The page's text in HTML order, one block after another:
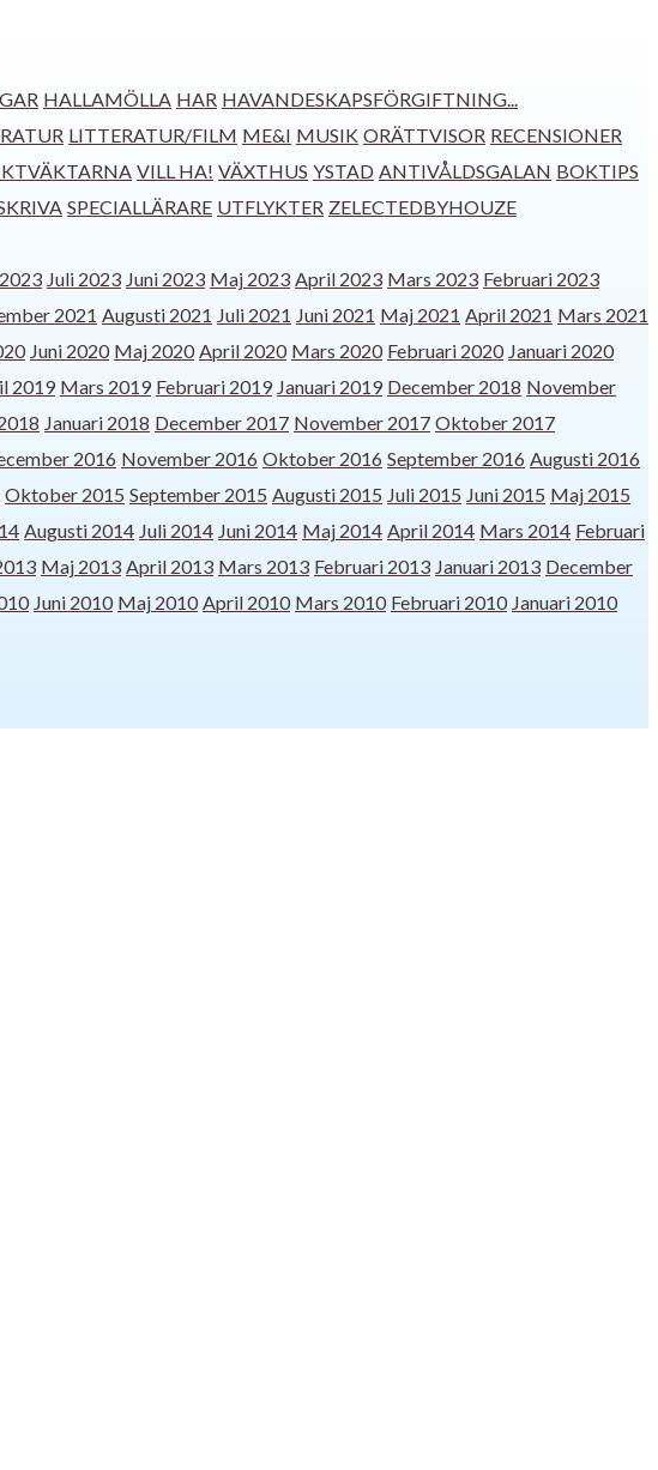
HALLAMÖLLA HAR HAVANDESKAPSFÖRGIFTNING...
LITTERATUR/FILM ME&I MUSIK ORÄTTVISOR RECENSIONER
VILL HA! VÄXTHUS YSTAD ANTIVÅLDSGALAN BOKTIPS
SPECIALLÄRARE UTFLYKTER ZELECTEDBYHOUZE
Juli 2023 Juni 2023 Maj 2023 April 2023 Mars 2023 Februari 2023
2021 Augusti 2021 Juli 2021 Juni 2021 Maj 2021 April 2021 Mars 2021
Juni 2020 Maj 2020 April 2020 Mars 2020 Februari 2020 Januari 2020
2019 Mars 2019 Februari 2019 Januari 2019 December 2018 November
Januari 2018 December 2017 November 2017 Oktober 2017
2016 November 2016 Oktober 2016 September 2016 Augusti 2016
Oktober 2015 September 2015 Augusti 2015 Juli 2015 Juni 2015 Maj 2015
Augusti 2014 Juli 2014 Juni 2014 Maj 2014 April 2014 Mars 2014 Februari
Maj 2013 April 2013 Mars 2013 Februari 2013 Januari 2013 December
Juni 2010 Maj 2010 April 2010 Mars 2010 Februari 2010 Januari 2010